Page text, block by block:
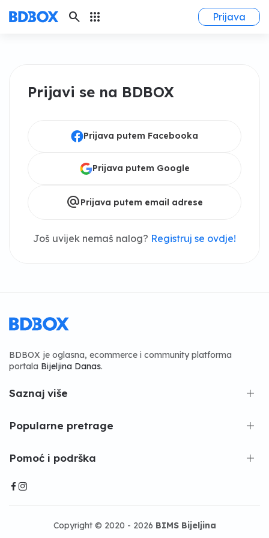
search apps Prijava
Prijavi se na BDBOX
Prijava putem Facebooka
Prijava putem Google
alternate_emailPrijava putem email adrese
Još uvijek nemaš nalog? Registruj se ovdje!
BDBOX je oglasna, ecommerce i community platforma
portala Bijeljina Danas.
Saznaj više
Popularne pretrage
Pomoć i podrška
Copyright © 2020 - 2026 BIMS Bijeljina